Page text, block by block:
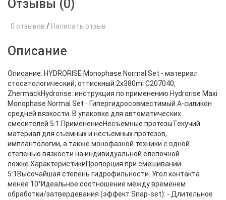
Отзывы (0)
0 отзывов / Написать отзыв
Описание
Описание: HYDRORISE Monophase Normal Set - материал
стосатологический, оттискный 2x380ml C207040,
ZhermackHydrorise: инструкция по применению Hydrorise Maxi
Monophase Normal Set - Гипергидросовместимый А-силикон
средней вязкости. В упаковке для автоматических
смесителей 5:1.ПрименениеНесъемные протезыТекучий
материал для съемных и несъемных протезов,
имплантологии, а также монофазной техники с одной
степенью вязкости на индивидуальной слепочной
ложке.ХарактеристикиПропорция при смешивании
5:1Высочайшая степень гидрофильности. Угол контакта
менее 10°Идеальное соотношение между временем
обработки/затвердевания (эффект Snap-set): - Длительное